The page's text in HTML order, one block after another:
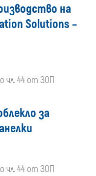
на
Solutions –
чл. 44 от ЗОП
за
чл. 44 от ЗОП